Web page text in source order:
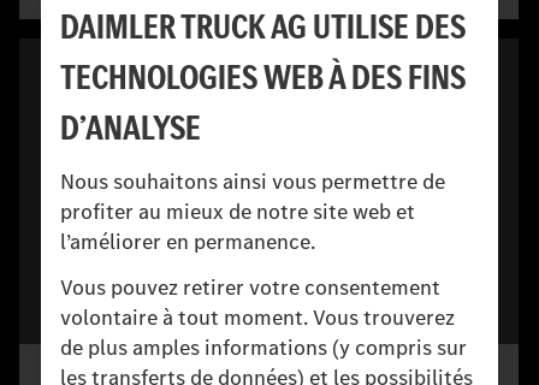
DAIMLER TRUCK AG UTILISE DES
TECHNOLOGIES WEB À DES FINS
D’ANALYSE
Nous souhaitons ainsi vous permettre de
profiter au mieux de notre site web et
l’améliorer en permanence.
Vous pouvez retirer votre consentement
volontaire à tout moment. Vous trouverez
de plus amples informations (y compris sur
les transferts de données) et les possibilités
Pièces d'usure